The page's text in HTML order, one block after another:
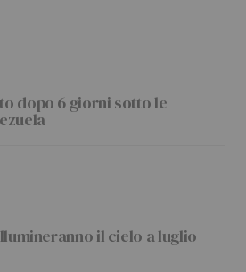
dopo 6 giorni sotto le
il cielo a luglio